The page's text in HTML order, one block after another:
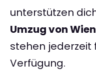
unterstützen
Umzug von
stehen jederzeit
Verfügung.